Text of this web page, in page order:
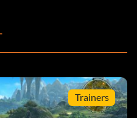
Trainers